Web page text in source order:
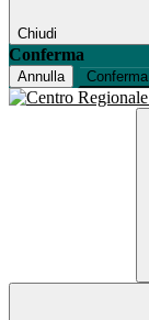
Chiudi
Conferma
Annulla Conferma